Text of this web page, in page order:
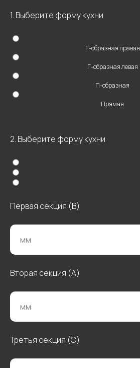
1. Выберите форму кухни
Г-образная правая
Г-образная левая
П-образная
Прямая
2. Выберите форму кухни
Первая секция (В)
Вторая секция (А)
Третья секция (С)